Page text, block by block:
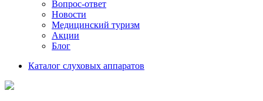
Вопрос-ответ
Новости
Медицинский туризм
Акции
Блог
Каталог слуховых аппаратов